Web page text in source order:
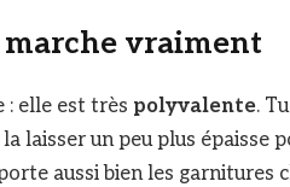
vraiment
: elle est très polyvalente.
laisser un peu plus épaisse
aussi bien les garnitures